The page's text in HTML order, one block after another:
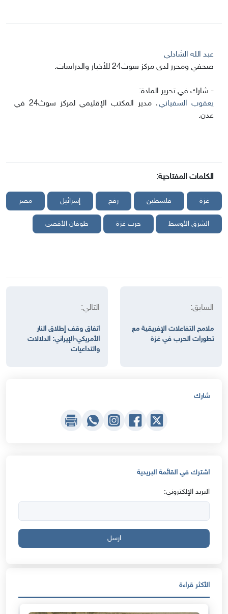
عبد الله الشادلي
صحفي ومحرر لدى مركز سوث24 للأخبار والدراسات.
- شارك في تحرير المادة:
يعقوب السفياني
، مدير المكتب الإقليمي لمركز سوث24 في
عدن.
الكلمات المفتاحية:
غزة فلسطين رفح إسرائيل مصر
الشرق الأوسط حرب غزة طوفان الأقصى
السابق:
ملامح التفاعلات الإفريقية مع
تطورات الحرب في غزة
التالي:
اتفاق وقف إطلاق النار
الأمريكي-الإيراني: الدلالات
والتداعيات
شارك
اشترك في القائمة البريدية
البريد الإلكتروني:
ارسل
الأكثر قراءة